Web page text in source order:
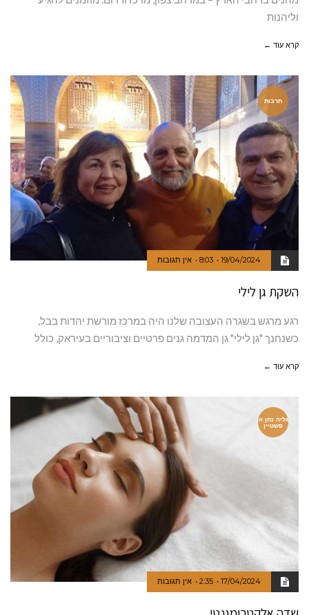
וליהנות
קרא עוד ←
תרבות
19/04/2024
8:03 אין תגובות
השקת גן לילי
רגע מרגש בשגרה העצובה שלנו היה במרכז מורשת יהדות בבל,
כשנחנך "גן לילי" גן המדמה גנים פרטיים וציבוריים בעיראק, כולל
קרא עוד ←
גליה נתן א
פשטיין
17/04/2024
2:35 אין תגובות